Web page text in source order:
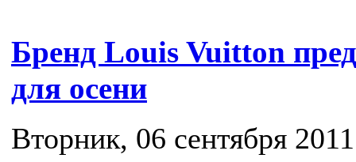
Бренд Louis Vuitton
для осени
Вторник, 06 сентября